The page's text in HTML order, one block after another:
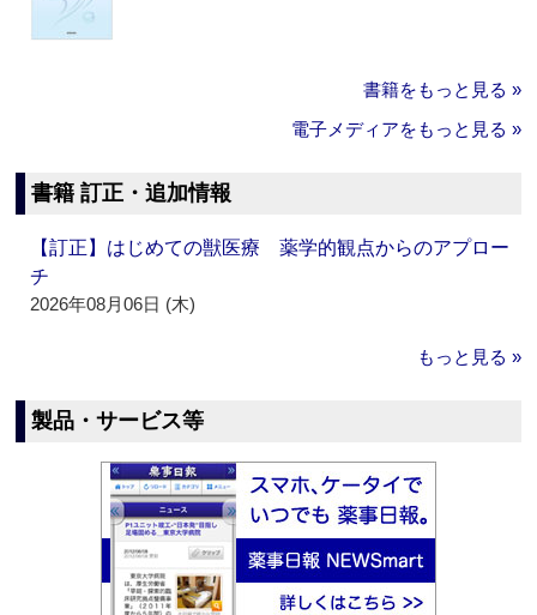
書籍をもっと見る »
電子メディアをもっと見る »
書籍 訂正・追加情報
【訂正】はじめての獣医療 薬学的観点からのアプロー
チ
2026年08月06日 (木)
もっと見る »
製品・サービス等